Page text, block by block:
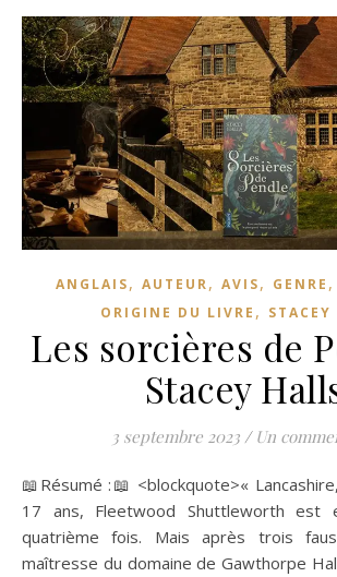
ANGLAIS, AUTEUR, AVIS, GENRE ,
ORIGINE DU LIVRE , STACEY
Les sorcières de
Stacey
3 septembre 2023 / Un
📖Résumé :📖 <blockquote>« Lancashire, Pendle, 1612. À
17 ans, Fleetwood Shuttleworth est
quatrième fois. Mais après trois
maîtresse du domaine de Gawthorpe